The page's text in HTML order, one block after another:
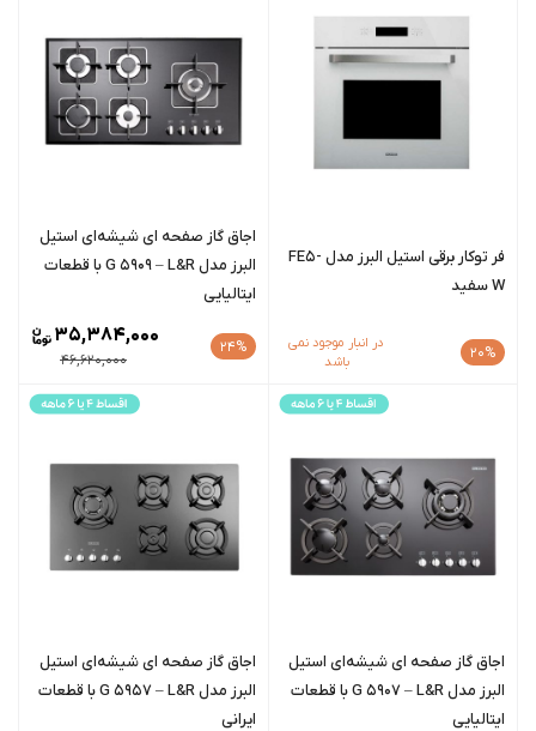
فر توکار برقی استیل البرز مدل FE5-
W سفید
20%
در انبار موجود نمی
باشد
اجاق گاز صفحه ای شیشه‌ای استیل
البرز مدل G 5909 – L&R با قطعات
ایتالیایی
24%
46,620,000
35,384,000
اجاق گاز صفحه ای شیشه‌ای استیل
البرز مدل G 5907 – L&R با قطعات
ایتالیایی
اجاق گاز صفحه ای شیشه‌ای استیل
البرز مدل G 5957 – L&R با قطعات
ایرانی